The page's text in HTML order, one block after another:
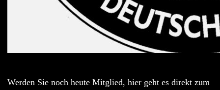
Werden Sie noch heute Mitglied, hier geht es direkt zum